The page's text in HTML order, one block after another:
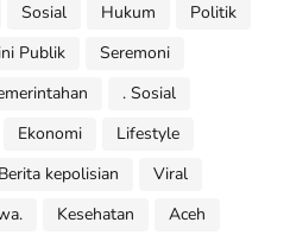
Sosial Hukum
Politik
Publik
Seremoni
. Sosial
Ekonomi
Lifestyle
Berita kepolisian
Viral
Kesehatan
Aceh